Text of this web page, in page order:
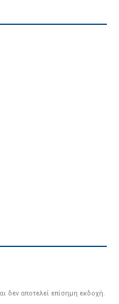
δεν αποτελεί επίσημη εκδοχή.